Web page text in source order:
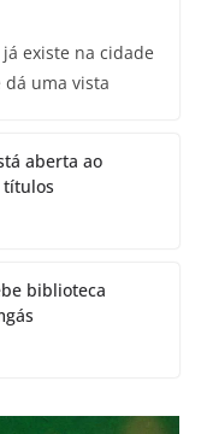
existe na cidade
dá uma vista
aberta ao
títulos
biblioteca